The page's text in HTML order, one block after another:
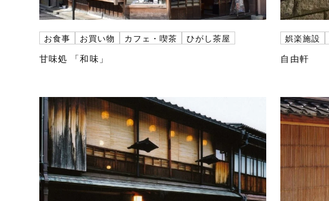
お食事 お買い物 カフェ・喫茶 ひがし茶屋
甘味処 「和味」
娯楽施設
自由軒